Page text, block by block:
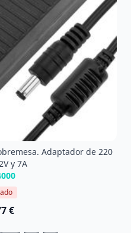
Adaptador de 220
y 7A
€